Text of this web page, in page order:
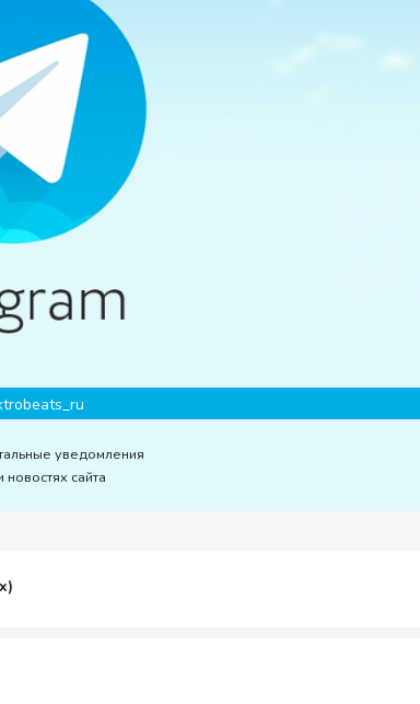
уведомления
новостях сайта